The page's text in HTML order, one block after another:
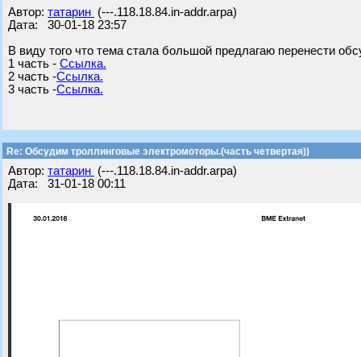
Автор: татарин (---.118.18.84.in-addr.arpa)
Дата: 30-01-18 23:57
В виду того что тема стала большой предлагаю перенести
1 часть - Ссылка.
2 часть -Ссылка.
3 часть -Ссылка.
Re: Обсудим троллинговые электромоторы.(часть четвертая))
Автор: татарин (---.118.18.84.in-addr.arpa)
Дата: 31-01-18 00:11